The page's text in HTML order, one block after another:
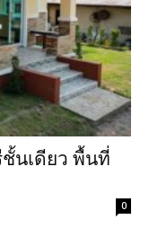
นเดียว พื้นที่
0